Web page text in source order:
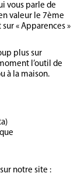
vous parle de
valeur le 7ème
« Apparences »
plus sur
l’outil de
à la maison.
notre site :